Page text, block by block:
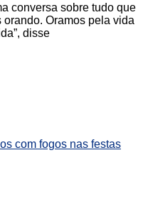
conversa sobre tudo que
Oramos pela vida
disse
com fogos nas festas